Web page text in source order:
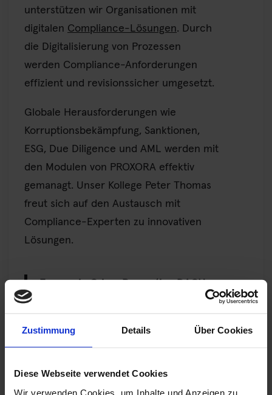
Zustimmung Details Über Cookies
Diese Webseite verwendet Cookies
Wir verwenden Cookies, um Inhalte und Anzeigen zu
unterstützen wir Organisationen mit
digitalen Compliance-Lösungen. Durch
die Digitalisierung von Prozessen
werden Compliance-Anforderungen
effizient und revisionssicher umgesetzt.
Globale Herausforderungen wie
Korruptionsbekämpfung, Sanktionen,
ESG, Due Diligence und AML werden mit
den Modulen von PROXORA effektiv
gemanagt. Unser Kollege Peter Thomas
freut sich auf den Austausch mit
Compliance-Experten zu innovativen
Lösungen.
Economic Crime Prevention DACH
Kameha Grand Zürich, Schweiz